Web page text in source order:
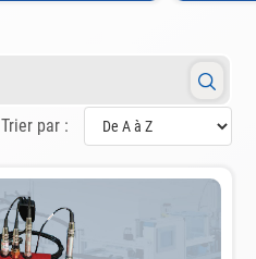
Trier par :